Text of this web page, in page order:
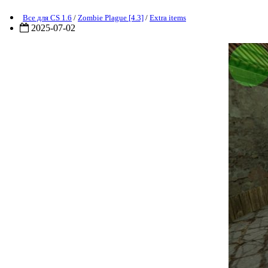
Все для CS 1.6 / Zombie Plague [4.3] / Extra items
2025-07-02